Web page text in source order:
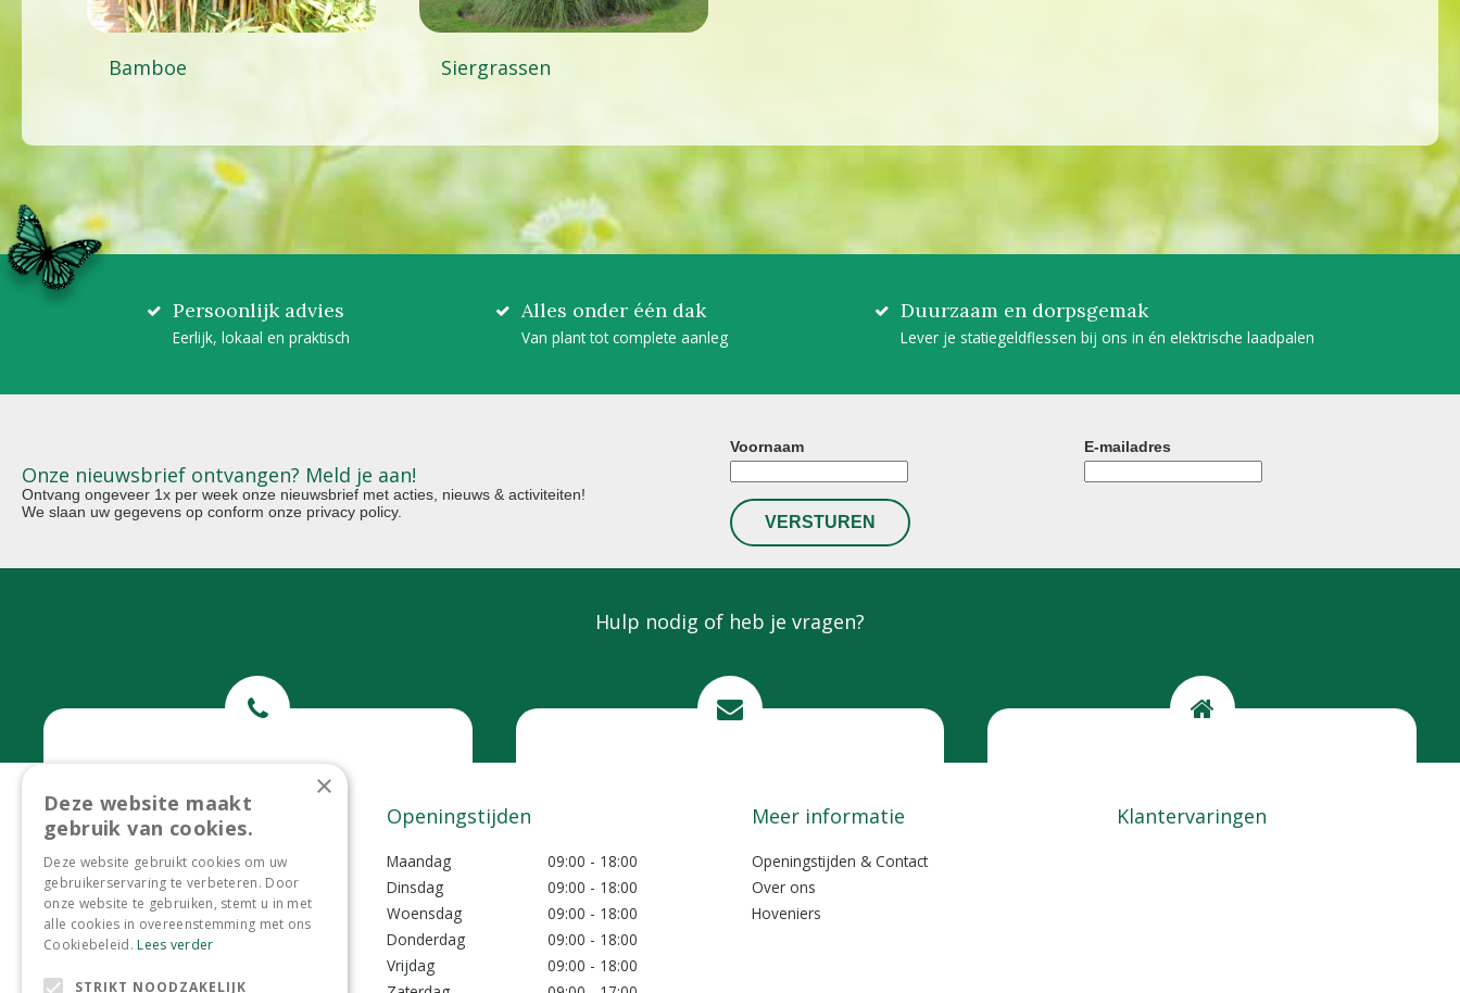
Bamboe Siergrassen
Persoonlijk advies
Eerlijk, lokaal en praktisch
Alles onder één dak
Van plant tot complete aanleg
Duurzaam en dorpsgemak
Lever je statiegeldflessen bij ons in én elektrische laadpalen
Onze nieuwsbrief ontvangen? Meld je aan!
Ontvang ongeveer 1x per week onze nieuwsbrief met acties, nieuws & activiteiten!
We slaan uw gegevens op conform onze privacy policy.
Voornaam E-mailadres
Hulp nodig of heb je vragen?
0299-372465
info@lokkemientje.nl
Locatie
Contact
Tuincentrum Lokkemientje
Lokkemientjesweg 1
1135 VZ Edam
Openingstijden
Maandag
09:00 - 18:00
Dinsdag
09:00 - 18:00
Woensdag
09:00 - 18:00
Donderdag
09:00 - 18:00
Vrijdag
09:00 - 18:00
Meer informatie
Openingstijden & Contact
Over ons
Hoveniers
Klantervaringen
×
Deze website maakt
gebruik van cookies.
Deze website gebruikt cookies om uw
gebruikerservaring te verbeteren. Door
onze website te gebruiken, stemt u in met
alle cookies in overeenstemming met ons
Cookiebeleid. Lees verder
STRIKT NOODZAKELIJK